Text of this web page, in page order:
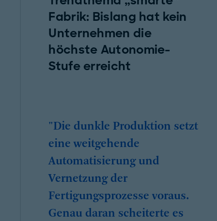
Fabrik: Bislang hat kein
Unternehmen die
höchste Autonomie-
Stufe erreicht
"Die dunkle Produktion setzt
eine weitgehende
Automatisierung und
Vernetzung der
Fertigungsprozesse voraus.
Genau daran scheiterte es